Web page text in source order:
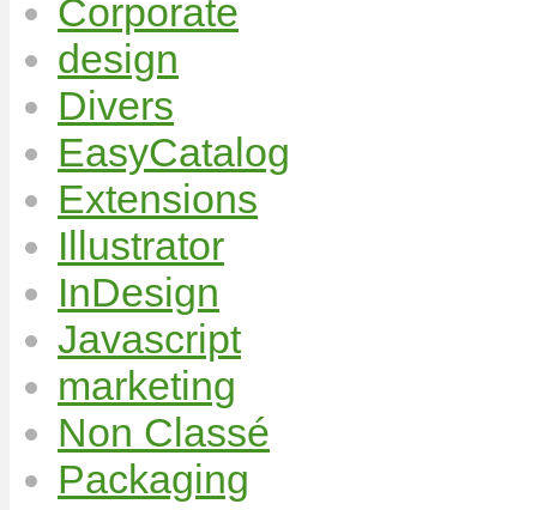
Corporate
design
Divers
EasyCatalog
Extensions
Illustrator
InDesign
Javascript
marketing
Non Classé
Packaging